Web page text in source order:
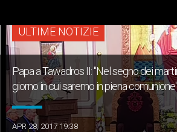
ULTIME NOTIZIE
Papa a Tawadros II: "Nel segno dei
giorno in cui saremo in piena comunione"
APR 28, 2017 19:38